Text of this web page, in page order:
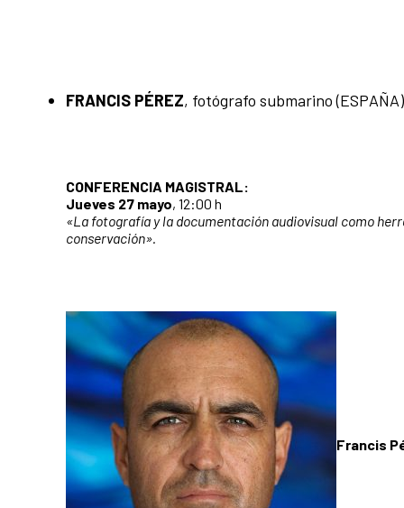
FRANCIS PÉREZ, fotógrafo submarino (ESPAÑA)
CONFERENCIA MAGISTRAL:
Jueves 27 mayo, 12:00 h
«La fotografía y la documentación audiovisual como
conservación».
Francis